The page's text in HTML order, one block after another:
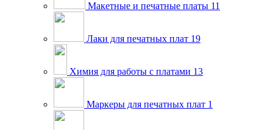
Макетные и печатные платы 11
Лаки для печатных плат 19
Химия для работы с платами 13
Маркеры для печатных плат 1